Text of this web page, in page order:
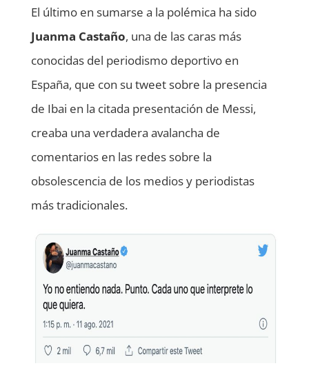
El último en sumarse a la polémica ha sido
Juanma Castaño, una de las caras más
conocidas del periodismo deportivo en
España, que con su tweet sobre la presencia
de Ibai en la citada presentación de Messi,
creaba una verdadera avalancha de
comentarios en las redes sobre la
obsolescencia de los medios y periodistas
más tradicionales.